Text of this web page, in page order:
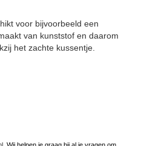
voor bijvoorbeeld een
van kunststof en daarom
het zachte kussentje.